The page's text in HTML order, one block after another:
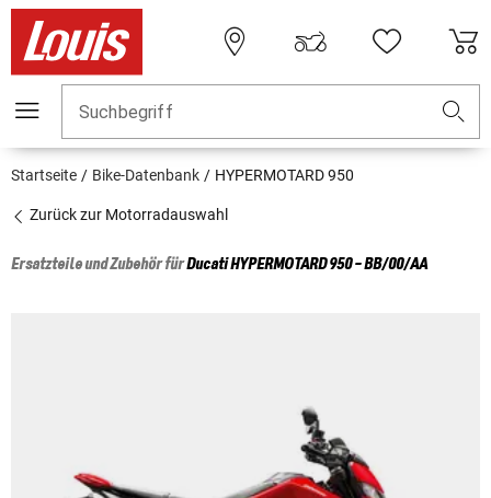
Suchbegriff
Startseite Bike-Datenbank HYPERMOTARD 950
Zurück zur Motorradauswahl
Ersatzteile und Zubehör fürDucatiHYPERMOTARD 950 - BB/00/AA